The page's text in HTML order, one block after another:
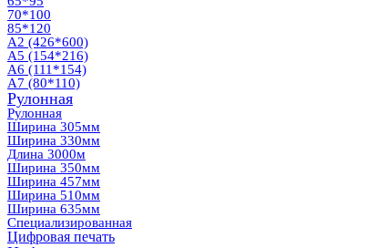
70*100
85*120
А2 (426*600)
А5 (154*216)
А6 (111*154)
А7 (80*110)
Рулонная
Рулонная
Ширина 305мм
Ширина 330мм
Длина 3000м
Ширина 350мм
Ширина 457мм
Ширина 510мм
Ширина 635мм
Специализированная
Цифровая печать